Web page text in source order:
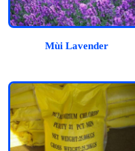
Mùi Lavender